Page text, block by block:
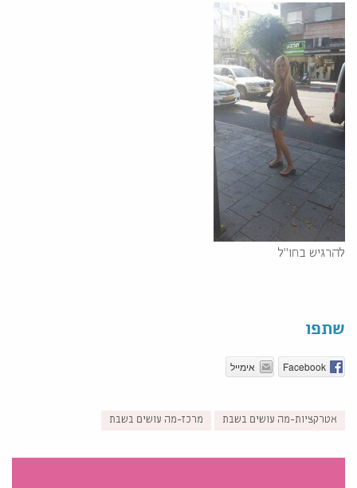
להרגיש בחו"ל
שתפו
Facebook אימייל
אטרקציות-מה עושים בשבת מרכז-מה עושים בשבת